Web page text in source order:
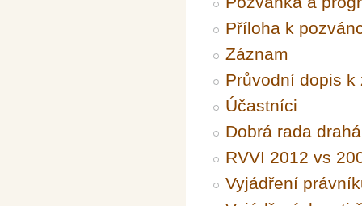
Příloha k
Záznam
Průvodní dopis k
Účastníci
Dobrá rada drahá
RVVI 2012 vs
Vyjádření